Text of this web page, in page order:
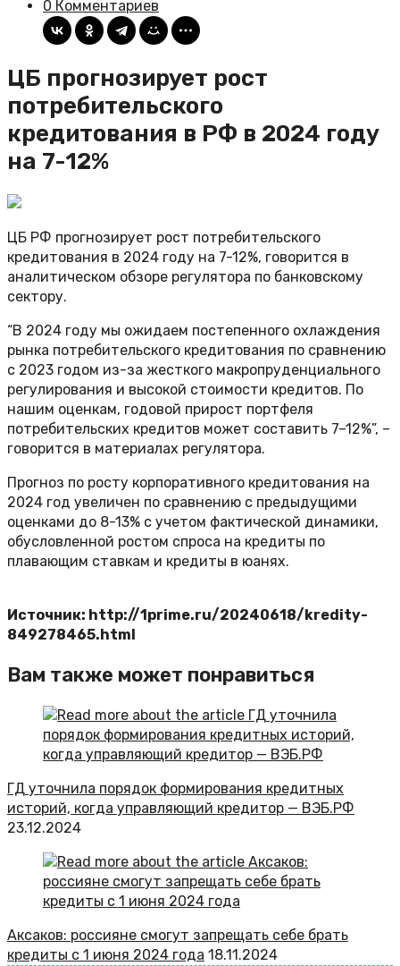
0 Комментариев
ЦБ прогнозирует рост
потребительского
кредитования в РФ в 2024 году
на 7-12%
ЦБ РФ прогнозирует рост потребительского
кредитования в 2024 году на 7-12%, говорится в
аналитическом обзоре регулятора по банковскому
сектору.
“В 2024 году мы ожидаем постепенного охлаждения
рынка потребительского кредитования по сравнению
с 2023 годом из-за жесткого макропруденциального
регулирования и высокой стоимости кредитов. По
нашим оценкам, годовой прирост портфеля
потребительских кредитов может составить 7–12%”, –
говорится в материалах регулятора.
Прогноз по росту корпоративного кредитования на
2024 год увеличен по сравнению с предыдущими
оценками до 8-13% с учетом фактической динамики,
обусловленной ростом спроса на кредиты по
плавающим ставкам и кредиты в юанях.
Источник: http://1prime.ru/20240618/kredity-
849278465.html
Вам также может понравиться
ГД уточнила порядок формирования кредитных
историй, когда управляющий кредитор — ВЭБ.РФ
23.12.2024
Аксаков: россияне смогут запрещать себе брать
кредиты с 1 июня 2024 года 18.11.2024